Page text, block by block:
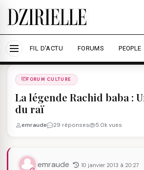
Nous utilisons des cookies pour
expérience et mesurer l'audience.
Accepter tout
FIL D'ACTU FORUMS PEOPLE
Forums
FORUM CULTURE
La légende Rachid baba :
du raï
emraude 29 réponses 5.0k vues
emraude 10 janvier 2013 à 20:27